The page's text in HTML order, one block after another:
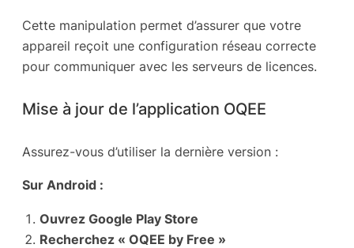
Cette manipulation permet d’assurer que votre
appareil reçoit une configuration réseau correcte
pour communiquer avec les serveurs de licences.
Mise à jour de l’application OQEE
Assurez-vous d’utiliser la dernière version :
Sur Android :
Ouvrez Google Play Store
Recherchez « OQEE by Free »